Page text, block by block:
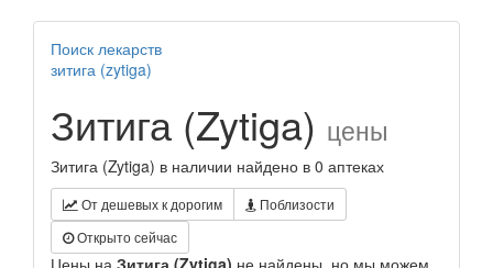
Поиск лекарств
зитига (zytiga)
Зитига (Zytiga) цены
Зитига (Zytiga) в наличии найдено в 0 аптеках
От дешевых к дорогим
Поблизости
Открыто сейчас
Цены на Зитига (Zytiga) не найдены, но мы можем